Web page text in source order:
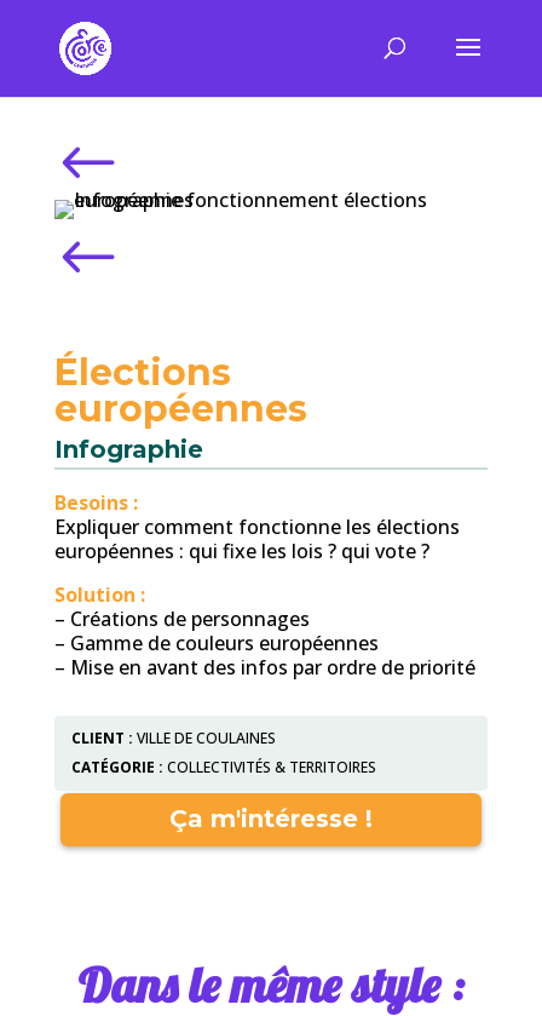
#
#
Élections
européennes
Infographie
Besoins :
Expliquer comment fonctionne les élections
européennes : qui fixe les lois ? qui vote ?
Solution :
– Créations de personnages
– Gamme de couleurs européennes
– Mise en avant des infos par ordre de priorité
CLIENT : VILLE DE COULAINES
CATÉGORIE : COLLECTIVITÉS & TERRITOIRES
Ça m'intéresse !
Dans le même style :